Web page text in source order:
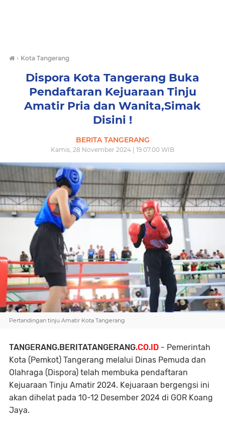
› Kota Tangerang
Dispora Kota Tangerang Buka
Pendaftaran Kejuaraan Tinju
Amatir Pria dan Wanita,Simak
Disini !
BERITA TANGERANG
Kamis, 28 November 2024 | 19.07.00 WIB
Pertandingan tinju Amatir Kota Tangerang
TANGERANG.BERITATANGERANG.CO.ID - Pemerintah
Kota (Pemkot) Tangerang melalui Dinas Pemuda dan
Olahraga (Dispora) telah membuka pendaftaran
Kejuaraan Tinju Amatir 2024. Kejuaraan bergengsi ini
akan dihelat pada 10-12 Desember 2024 di GOR Koang
Jaya.